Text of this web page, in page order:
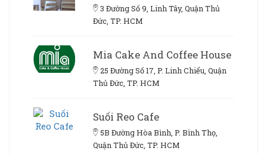
3 Đường Số 9, Linh Tây, Quận Thủ
Đức, TP. HCM
Mia Cake And Coffee House
25 Đường Số 17, P. Linh Chiểu, Quận
Thủ Đức, TP. HCM
Suối Reo Cafe
5B Đường Hòa Bình, P. Bình Thọ,
Quận Thủ Đức, TP. HCM